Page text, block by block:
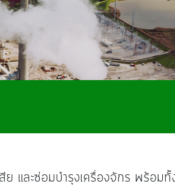
ย และซ่อมบำรุงเครื่องจักร พร้อม